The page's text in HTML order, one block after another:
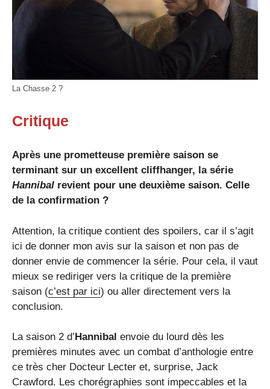
La Chasse 2 ?
Critique
Après une prometteuse première saison se
terminant sur un excellent cliffhanger, la série
Hannibal revient pour une deuxième saison. Celle
de la confirmation ?
Attention, la critique contient des spoilers, car il s’agit
ici de donner mon avis sur la saison et non pas de
donner envie de commencer la série. Pour cela, il vaut
mieux se rediriger vers la critique de la première
saison (c’est par ici) ou aller directement vers la
conclusion.
La saison 2 d’ Hannibal envoie du lourd dès les
premières minutes avec un combat d’anthologie entre
ce très cher Docteur Lecter et, surprise, Jack
Crawford. Les chorégraphies sont impeccables et la